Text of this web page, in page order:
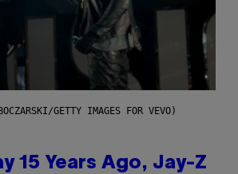
GETTY IMAGES FOR VEVO)
15 Years Ago, Jay-Z